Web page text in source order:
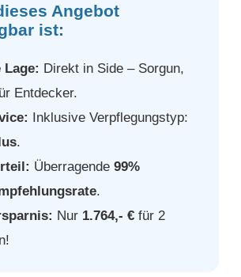
Angebot
ist:
Lage: Direkt in Side – Sorgun,
Entdecker.
Inklusive Verpflegungstyp:
.
Überragende 99%
.
Nur 1.764,- € für 2